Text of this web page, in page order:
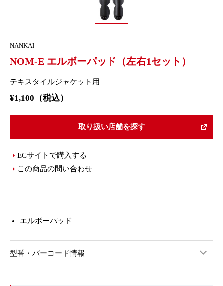
NANKAI
NOM-E エルボーパッド（左右1セット）
テキスタイルジャケット用
¥1,100（税込）
取り扱い店舗を探す
ECサイトで購入する
この商品の問い合わせ
エルボーパッド
型番・バーコード情報